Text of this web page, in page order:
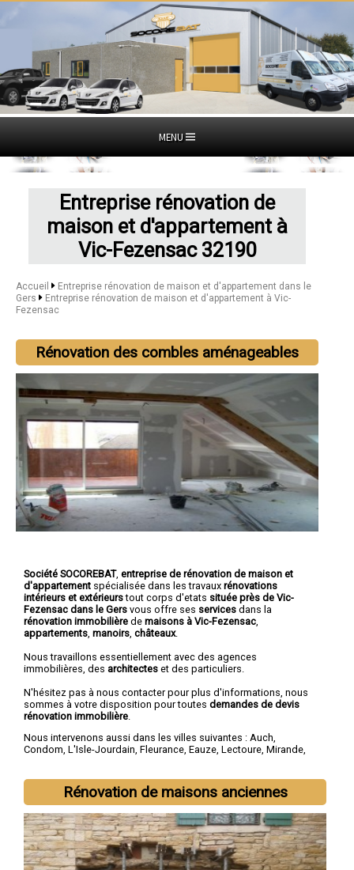
MENU
Entreprise rénovation de
maison et d'appartement à
Vic-Fezensac 32190
Accueil
Entreprise rénovation de maison et d'appartement dans le
Gers
Entreprise rénovation de maison et d'appartement à Vic-
Fezensac
Rénovation des combles aménageables
Société SOCOREBAT, entreprise de rénovation de maison et
d'appartement spécialisée dans les travaux rénovations
intérieurs et extérieurstout corps d'etats située près de Vic-
Fezensac dans le Gers vous offre ses services dans la
rénovation immobilière de maisons à Vic-Fezensac
appartements manoirs châteaux.
Nous travaillons essentiellement avec des agences
immobilières, des architectes et des particuliers.
N'hésitez pas à nous contacter pour plus d'informations, nous
sommes à votre disposition pour toutes demandes de devis
rénovation immobilière
Nous intervenons aussi dans les villes suivantes : Auch,
Condom, L'Isle-Jourdain, Fleurance, Eauze, Lectoure, Mirande,
Rénovation de maisons anciennes